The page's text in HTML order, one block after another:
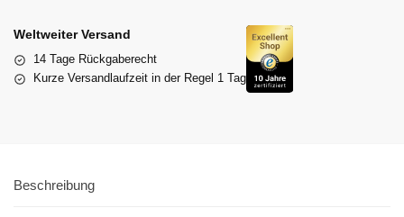
Weltweiter Versand
14 Tage Rückgaberecht
Kurze Versandlaufzeit in der Regel 1 Tag
Beschreibung